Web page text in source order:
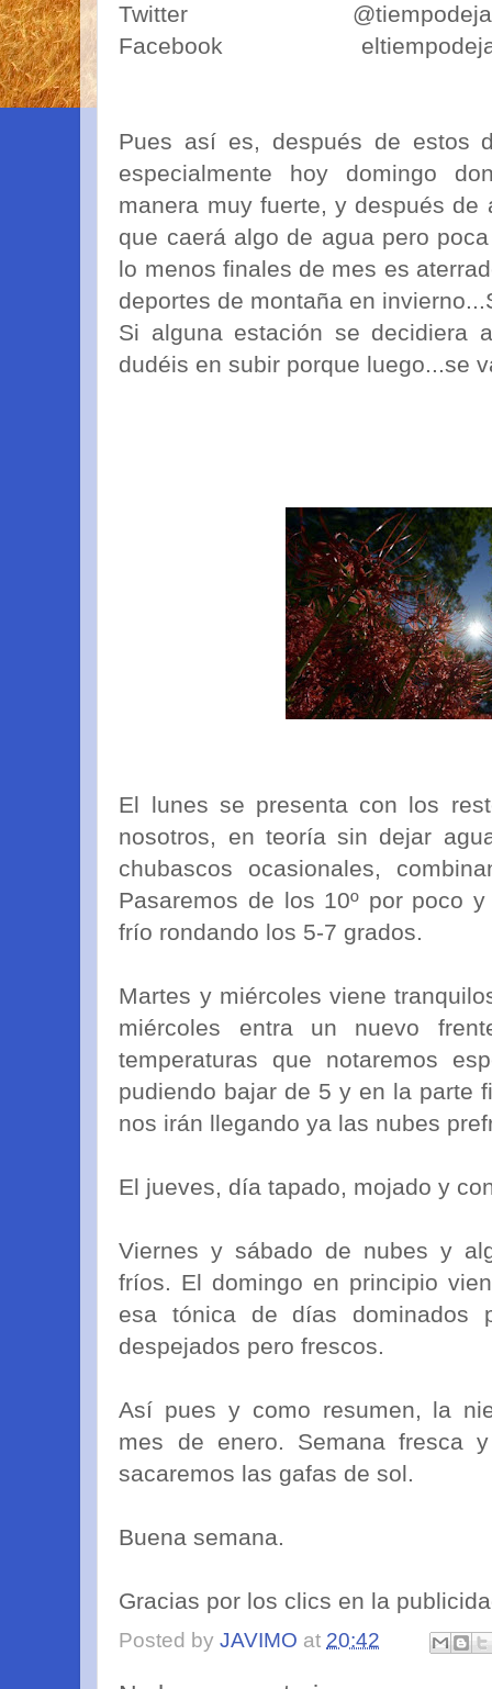
Twitter
Facebook
Pues así es, después de estos
especialmente hoy domingo
manera muy fuerte, y después
que caerá algo de agua pero
lo menos finales de mes es
deportes de montaña en
Si alguna estación se decidiera
dudéis en subir porque luego...se
El lunes se presenta con los
nosotros, en teoría sin dejar
chubascos ocasionales,
Pasaremos de los 10º por poco
frío rondando los 5-7 grados.
Martes y miércoles viene
miércoles entra un nuevo
temperaturas que notaremos
pudiendo bajar de 5 y en la parte
nos irán llegando ya las nubes
El jueves, día tapado, mojado y
Viernes y sábado de nubes y
fríos. El domingo en principio
esa tónica de días dominados
despejados pero frescos.
Así pues y como resumen, la
mes de enero. Semana fresca
sacaremos las gafas de sol.
Buena semana.
Gracias por los clics en la
Posted byJAVIMO at 20:42